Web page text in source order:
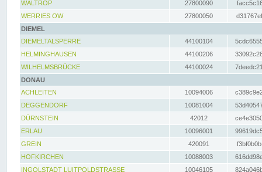
WALTROP
27800090
WERRIES OW
27800050
DIEMEL
DIEMELTALSPERRE
44100104
HELMINGHAUSEN
44100206
WILHELMSBRÜCKE
44100024
DONAU
ACHLEITEN
10094006
DEGGENDORF
10081004
DÜRNSTEIN
42012
ERLAU
10096001
GREIN
420091
HOFKIRCHEN
10088003
INGOLSTADT LUITPOLDSTRASSE
10046105